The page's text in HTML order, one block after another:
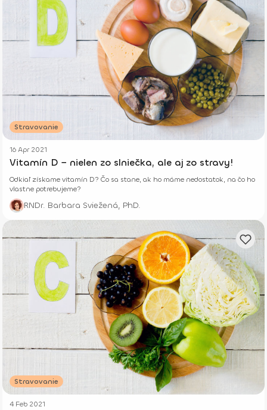
Stravovanie
16 Apr 2021
Vitamín D − nielen zo slniečka, ale aj zo stravy!
Odkiaľ získame vitamín D? Čo sa stane, ak ho máme nedostatok, na čo ho
vlastne potrebujeme?
RNDr. Barbara Sviežená, PhD.
Stravovanie
4 Feb 2021